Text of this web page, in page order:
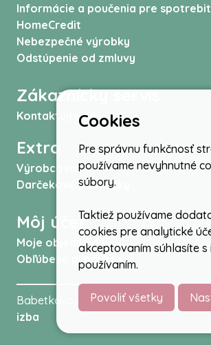
Informácie a poučenia pre
HomeCredit
Nebezpečné výrobky
Odstúpenie od zmluvy
Zákaznícky servis
Kontaktujte nás
Extra
Výrobcovia
Darčekové poukážky
Môj účet
Moje objednávky
Obľúbené produkty
Babetkovo.sk © 2026 -Kočíky
izba
Cookies
Pre správnu funkčnosť
používame nevyhnutné
súbory.
Taktiež používame
cookies pre analytické
akceptovaním súhlasíte s
používaním.
Povoliť všetky